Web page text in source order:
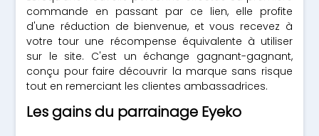
commande en passant par ce lien, elle profite
d'une réduction de bienvenue, et vous recevez à
votre tour une récompense équivalente à utiliser
sur le site. C'est un échange gagnant-gagnant,
conçu pour faire découvrir la marque sans risque
tout en remerciant les clientes ambassadrices.
Les gains du parrainage Eyeko